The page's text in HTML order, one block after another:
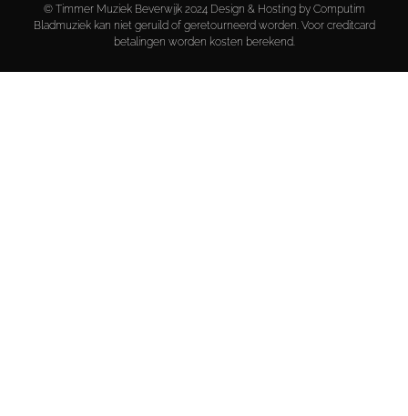
© Timmer Muziek Beverwijk 2024 Design & Hosting by Computim
Bladmuziek kan niet geruild of geretourneerd worden. Voor creditcard
betalingen worden kosten berekend.